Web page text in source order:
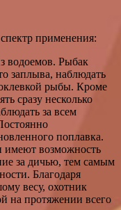
применения:
водоемов. Рыбак
заплыва, наблюдать
рыбы. Кроме
сразу несколько
за всем
поплавка.
имеют возможность
за дичью, тем самым
Благодаря
весу, охотник
на протяжении всего